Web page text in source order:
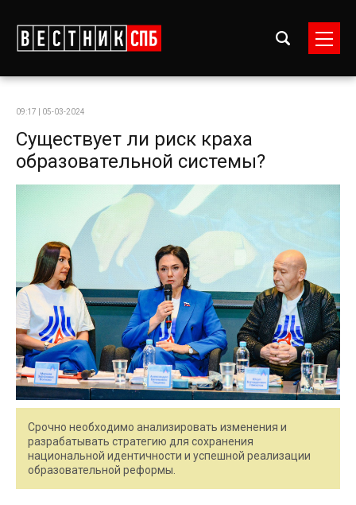
09:17 | 05-03-2024
Существует ли риск краха
образовательной системы?
Срочно необходимо анализировать изменения и
разрабатывать стратегию для сохранения
национальной идентичности и успешной реализации
образовательной реформы.